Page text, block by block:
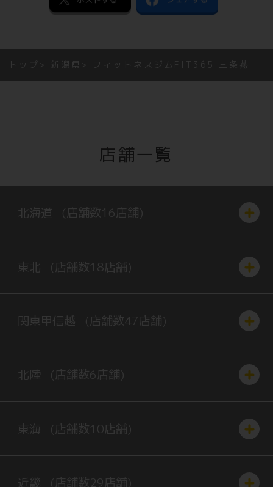
トップ 新潟県 フィットネスジムFIT365 三条燕
店舗一覧
北海道 (店舗数 16店舗)
東北 (店舗数 18店舗)
関東甲信越 (店舗数47店舗)
北陸 (店舗数6店舗)
東海 (店舗数 10店舗)
近畿 (店舗数29店舗)